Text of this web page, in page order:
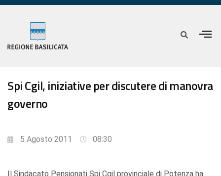
Spi Cgil, iniziative per discutere di manovra
governo
5 Agosto 2011 08:30
Il Sindacato Pensionati Spi Cgil provinciale di Potenza ha